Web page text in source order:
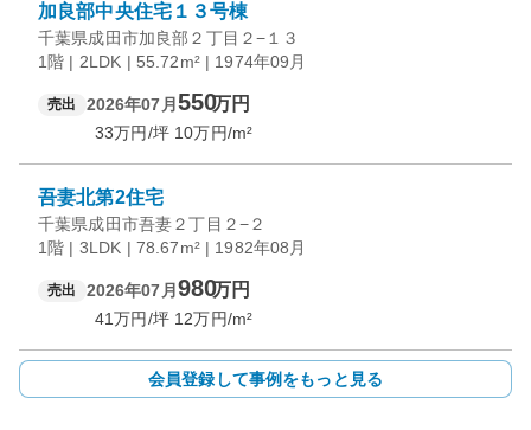
加良部中央住宅１３号棟
千葉県成田市加良部２丁目２−１３
1階 | 2LDK | 55.72m² | 1974年09月
売出 2026年07月 550万円
33万円/坪 10万円/m²
吾妻北第2住宅
千葉県成田市吾妻２丁目２−２
1階 | 3LDK | 78.67m² | 1982年08月
売出 2026年07月 980万円
41万円/坪 12万円/m²
会員登録して事例をもっと見る